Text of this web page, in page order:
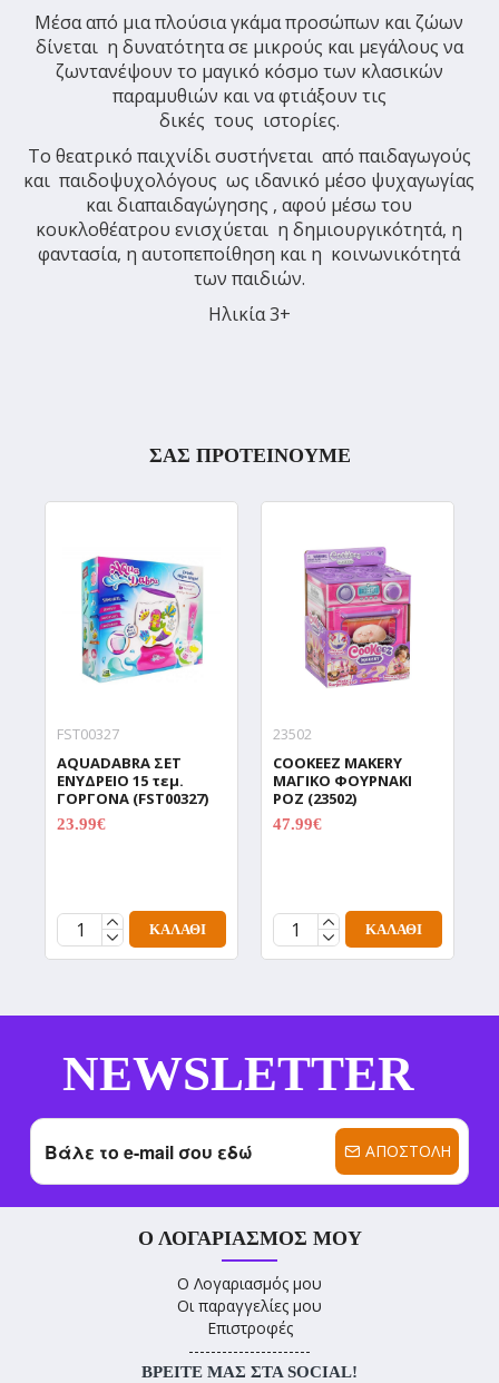
Μέσα από μια πλούσια γκάμα προσώπων και ζώων
δίνεται η δυνατότητα σε μικρούς και μεγάλους να
ζωντανέψουν το μαγικό κόσμο των κλασικών
παραμυθιών και να φτιάξουν τις
δικές τους ιστορίες.
Το θεατρικό παιχνίδι συστήνεται από παιδαγωγούς
και παιδοψυχολόγους ως ιδανικό μέσο ψυχαγωγίας
και διαπαιδαγώγησης , αφού μέσω του
κουκλοθέατρου ενισχύεται η δημιουργικότητά, η
φαντασία, η αυτοπεποίθηση και η κοινωνικότητά
των παιδιών.
Ηλικία 3+
ΣΑΣ ΠΡΟΤΕΙΝΟΥΜΕ
FST00327
AQUADABRA ΣΕΤ
ΕΝΥΔΡΕΙΟ 15 τεμ.
ΓΟΡΓΟΝΑ (FST00327)
23.99€
ΚΑΛΆΘΙ
23502
COOKEEZ MAKERY
ΜΑΓΙΚΟ ΦΟΥΡΝΑΚΙ
ΡΟΖ (23502)
47.99€
ΚΑΛΆΘΙ
NEWSLETTER
ΑΠΟΣΤΟΛΉ
Ο ΛΟΓΑΡΙΑΣΜΌΣ ΜΟΥ
Ο Λογαριασμός μου
Οι παραγγελίες μου
Επιστροφές
----------------------
ΒΡΕΊΤΕ ΜΑΣ ΣΤΑ SOCIAL!